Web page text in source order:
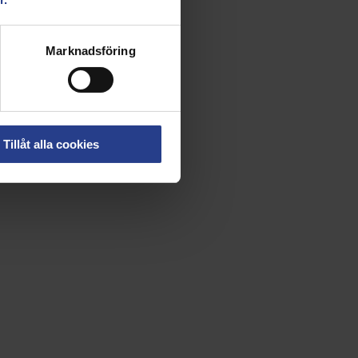
Marknadsföring
Tillåt alla cookies